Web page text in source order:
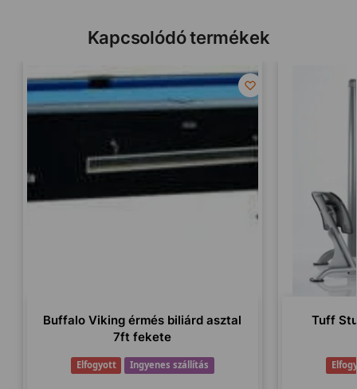
Kapcsolódó termékek
Buffalo Viking érmés biliárd asztal
7ft fekete
Elfogyott Ingyenes szállítás
Tuff